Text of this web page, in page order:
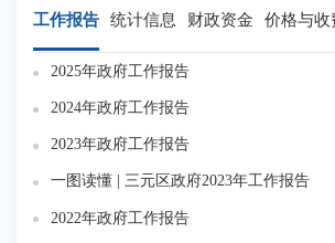
工作报告 统计信息 财政资金 价格与收
2025年政府工作报告
2024年政府工作报告
2023年政府工作报告
一图读懂 | 三元区政府2023年工作报告
2022年政府工作报告